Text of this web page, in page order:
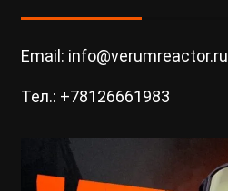
Email: info@verumreactor.ru
Тел.: +78126661983